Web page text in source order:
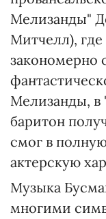
Мелизанды"
Митчелл),
закономерно
Мелизанды, в
баритон
смог в
актерскую
Музыка
многими